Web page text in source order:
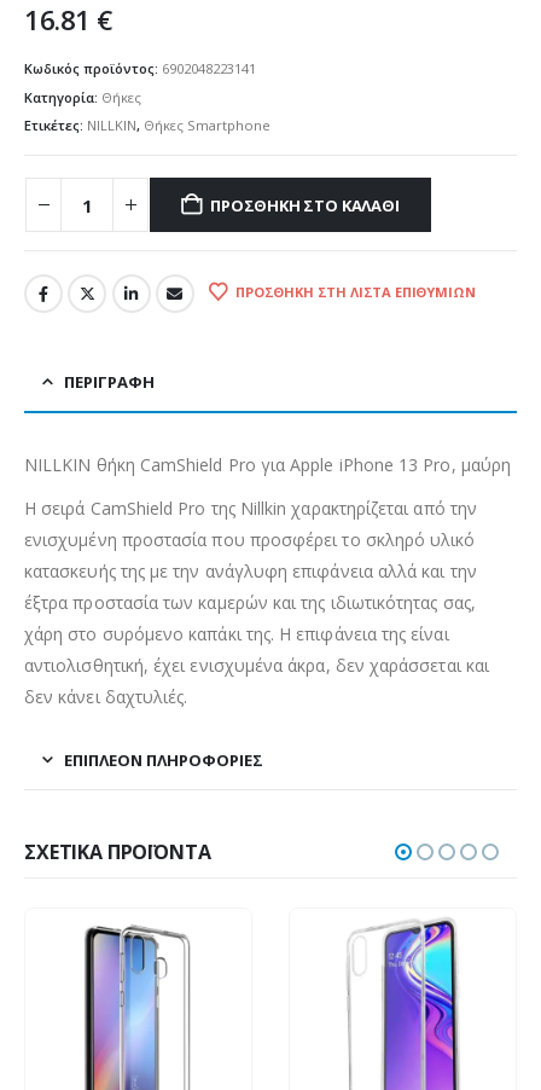
16.81 €
Κωδικός προϊόντος: 6902048223141
Κατηγορία: Θήκες
Ετικέτες: NILLKIN, Θήκες Smartphone
ΠΡΟΣΘΉΚΗ ΣΤΟ ΚΑΛΆΘΙ
ΠΡΟΣΘΉΚΗ ΣΤΗ ΛΊΣΤΑ ΕΠΙΘΥΜΙΏΝ
ΠΕΡΙΓΡΑΦΉ
NILLKIN θήκη CamShield Pro για Apple iPhone 13 Pro, μαύρη
Η σειρά CamShield Pro της Nillkin χαρακτηρίζεται από την
ενισχυμένη προστασία που προσφέρει το σκληρό υλικό
κατασκευής της με την ανάγλυφη επιφάνεια αλλά και την
έξτρα προστασία των καμερών και της ιδιωτικότητας σας,
χάρη στο συρόμενο καπάκι της. Η επιφάνεια της είναι
αντιολισθητική, έχει ενισχυμένα άκρα, δεν χαράσσεται και
δεν κάνει δαχτυλιές.
ΕΠΙΠΛΈΟΝ ΠΛΗΡΟΦΟΡΊΕΣ
ΣΧΕΤΙΚΆ ΠΡΟΪΌΝΤΑ